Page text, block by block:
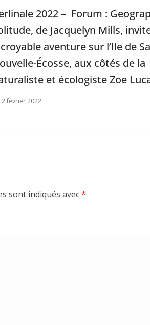
2022 – Forum :
de Jacquelyn Mills,
aventure sur l’Ile de
Écosse, aux côtés de la
et écologiste Zoe
février 2022
sont indiqués avec*